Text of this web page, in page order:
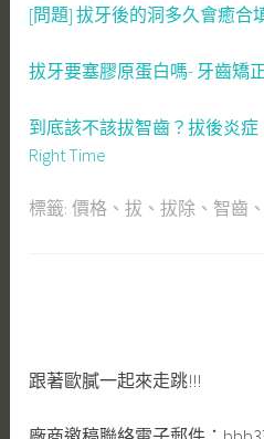
[問題] 拔牙後的洞多久會癒合
拔牙要塞膠原蛋白嗎- 牙齒矯
到底該不該拔智齒？拔後炎
Right Time
標籤:價格 、拔 、拔除 、 智齒 、
跟著歐膩一起來走跳!!!